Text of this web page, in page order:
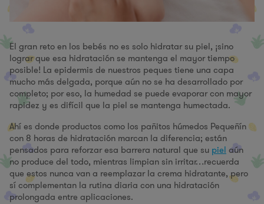
El gran reto en los bebés no es solo hidratar su piel, ¡sino
lograr que esa hidratación se mantenga el mayor tiempo
posible! La epidermis de nuestros peques tiene una capa
mucho más delgada, porque aún no se ha desarrollado por
completo; por eso, la humedad se puede evaporar con mayor
rapidez y es difícil que la piel se mantenga humectada.
Ahí es donde productos como los pañitos húmedos Pequeñín
con 8 horas de hidratación marcan la diferencia; están
pensados para reforzar esa barrera natural que su piel aún
no produce del todo, mientras limpian sin irritar…recuerda
que estos nunca van a reemplazar la crema hidratante, pero
sí complementan la rutina diaria con una hidratación
prolongada entre aplicaciones.